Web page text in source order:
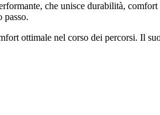
che unisce durabilità,
ottimale nel corso dei percorsi. Il